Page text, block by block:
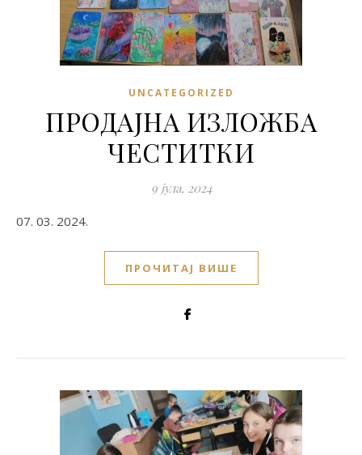
UNCATEGORIZED
ПРОДАЈНА ИЗЛОЖБА
ЧЕСТИТКИ
9 јула, 2024
07. 03. 2024.
ПРОЧИТАЈ ВИШЕ